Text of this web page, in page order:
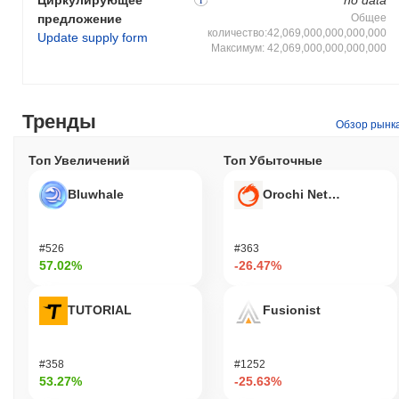
предложение
Update supply form
Общее
количество:42,069,000,000,000,000
Максимум: 42,069,000,000,000,000
большее количество транзакций в секунду. Кроме того, ATP
использует уникальный механизм консенсуса, который
сочетает proof-of-stake с делегированным управлением,
партнерствами с различными блокчейн-проектами и
предприятиями, что облегчает межсетевую совместимость и
также предлагает надежные ресурсы для разработчиков,
включая SDK и полную документацию, что упрощает
разработку децентрализованных приложений. Этот акцент на
современных криптографических технологий, позиционирует
обслуживающего как разработчиков, так и конечных
пользователей.
Токен ATP выполняет несколько практических функций в
своей экосистеме. Он в первую очередь используется для
Тренды Обзор
Топ Увеличений
Bluwhale
#526
57.02%
TUTORIAL
#358
53.27%
Топ Убыточные
Orochi Network
#363
-26.47%
Fusionist
#1252
-25.63%